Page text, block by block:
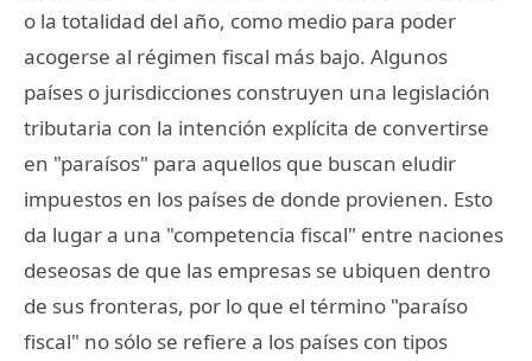
o la totalidad del año, como medio para poder
acogerse al régimen fiscal más bajo. Algunos
países o jurisdicciones construyen una legislación
tributaria con la intención explícita de convertirse
en "paraísos" para aquellos que buscan eludir
impuestos en los países de donde provienen. Esto
da lugar a una "competencia fiscal" entre naciones
deseosas de que las empresas se ubiquen dentro
de sus fronteras, por lo que el término "paraíso
fiscal" no sólo se refiere a los países con tipos